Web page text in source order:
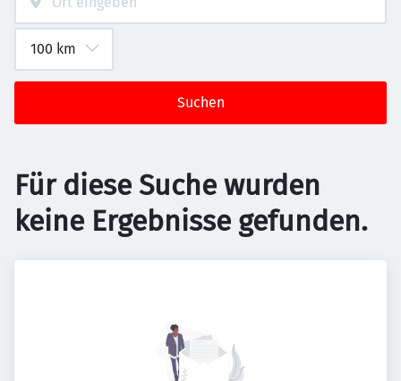
Suchen
Für diese Suche wurden
keine Ergebnisse gefunden.